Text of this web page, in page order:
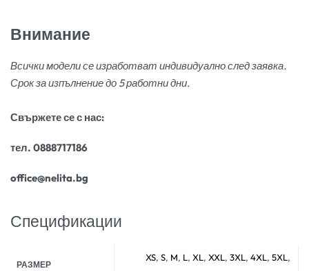
Внимание
Всички модели се изработват индивидуално след заявка.
Срок за изпълнение до 5 работни дни.
Свържете се с нас:
тел. 0888717186
office@nelita.bg
Спецификации
РАЗМЕР
XS, S, M, L, XL, XXL, 3XL, 4XL, 5XL,